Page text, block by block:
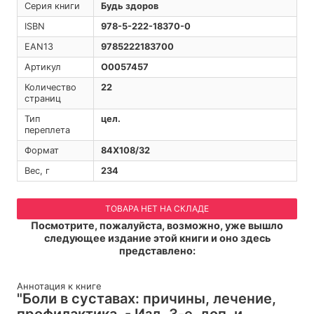
Серия книги
Будь здоров
ISBN
978-5-222-18370-0
EAN13
9785222183700
Артикул
O0057457
Количество
страниц
22
Тип
переплета
цел.
Формат
84Х108/32
Вес, г
234
ТОВАРА НЕТ НА СКЛАДЕ
Посмотрите, пожалуйста, возможно, уже вышло
следующее издание этой книги и оно здесь
представлено:
Аннотация к книге
"Боли в суставах: причины, лечение,